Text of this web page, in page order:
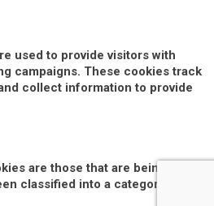
used to provide visitors with
campaigns. These cookies track
collect information to provide
are those that are being
classified into a category as yet.